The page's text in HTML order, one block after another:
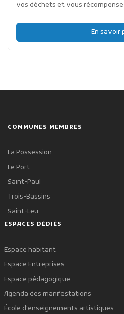
vos déchets et vous
En savoir
COMMUNES MEMBRES
La Possession
Le Port
Saint-Paul
Trois-Bassins
Saint-Leu
ESPACES DÉDIÉS
Espace habitant
Espace Entreprises
Espace pédagogique
Agenda des manifestations
École d'enseignements artistiques